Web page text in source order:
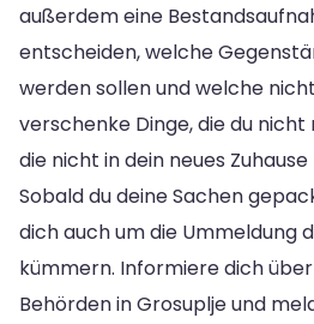
außerdem eine
entscheiden, welche
werden sollen und welche
verschenke Dinge, die du
die nicht in dein neues Zuhause
Sobald du deine Sachen
dich auch um die Ummeldung
kümmern. Informiere dich
Behörden in Grosuplje und